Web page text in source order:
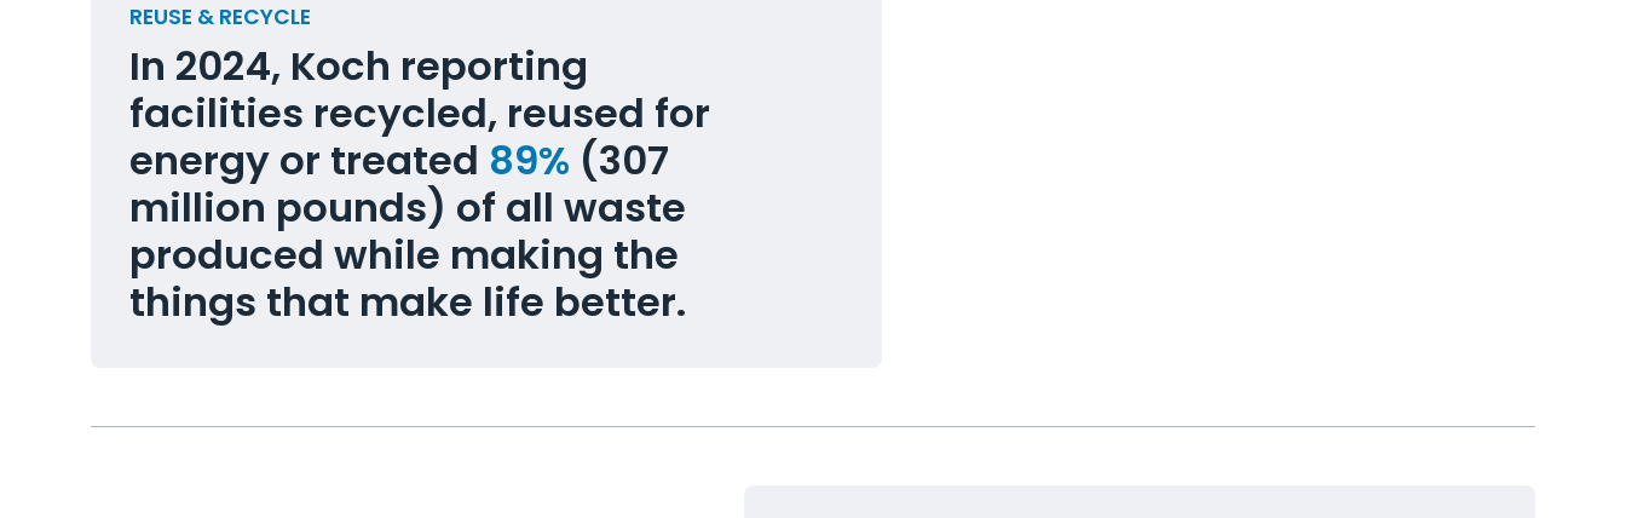
REUSE & RECYCLE
In 2024, Koch reporting
facilities recycled, reused for
energy or treated 89% (307
million pounds) of all waste
produced while making the
things that make life better.